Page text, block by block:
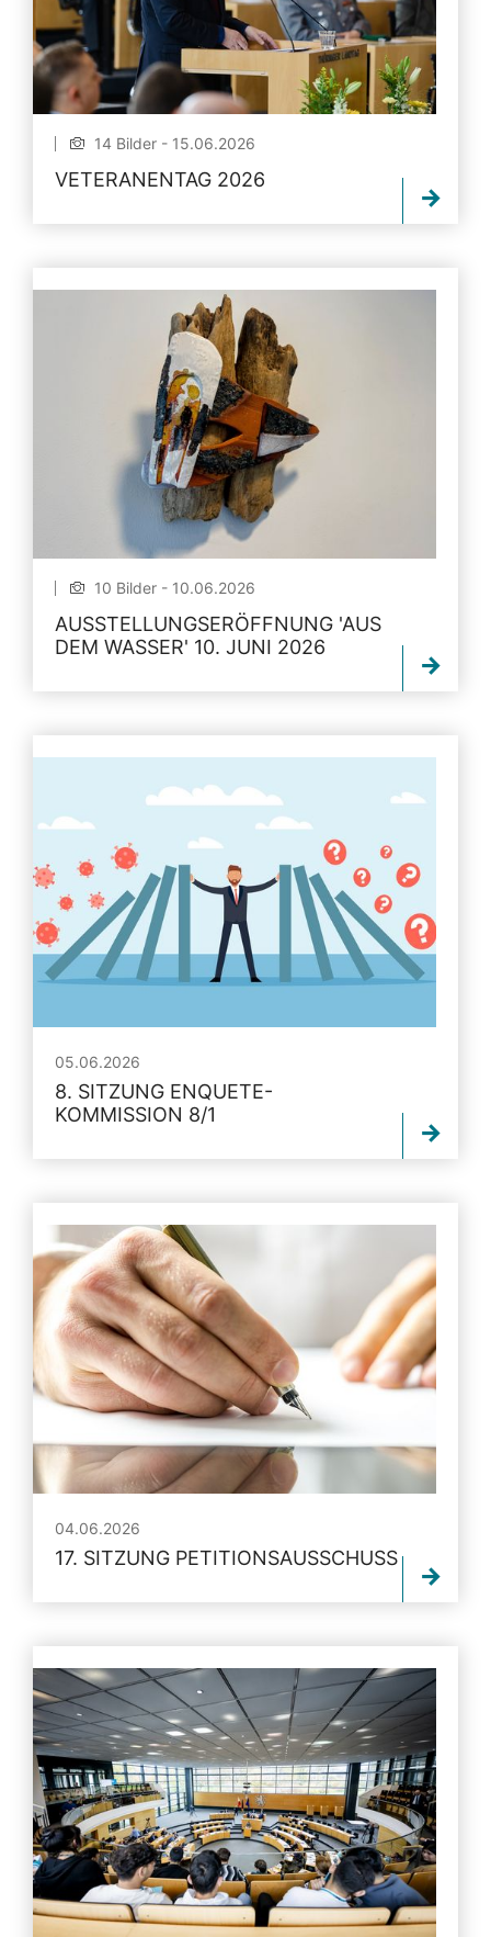
14 Bilder - 15.06.2026
VETERANENTAG 2026
10 Bilder - 10.06.2026
AUSSTELLUNGSERÖFFNUNG 'AUS
DEM WASSER' 10. JUNI 2026
05.06.2026
8. SITZUNG ENQUETE-
KOMMISSION 8/1
04.06.2026
17. SITZUNG PETITIONSAUSSCHUSS